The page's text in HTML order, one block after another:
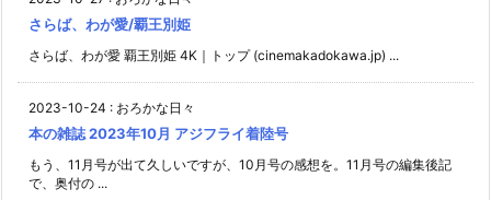
さらば、わが愛/覇王別姫
さらば、わが愛 覇王別姫 4K｜トップ (cinemakadokawa.jp) ...
2023-10-24 : おろかな日々
本の雑誌 2023年10月 アジフライ着陸号
もう、11月号が出て久しいですが、10月号の感想を。11月号の編集後記
で、奥付の ...